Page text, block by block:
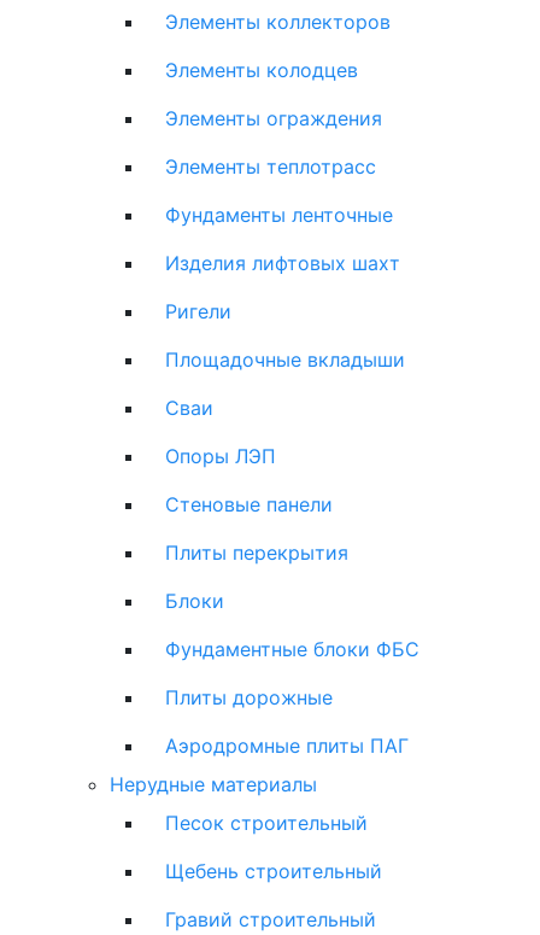
Элементы коллекторов
Элементы колодцев
Элементы ограждения
Элементы теплотрасс
Фундаменты ленточные
Изделия лифтовых шахт
Ригели
Площадочные вкладыши
Сваи
Опоры ЛЭП
Стеновые панели
Плиты перекрытия
Блоки
Фундаментные блоки ФБС
Плиты дорожные
Аэродромные плиты ПАГ
Нерудные материалы
Песок строительный
Щебень строительный
Гравий строительный